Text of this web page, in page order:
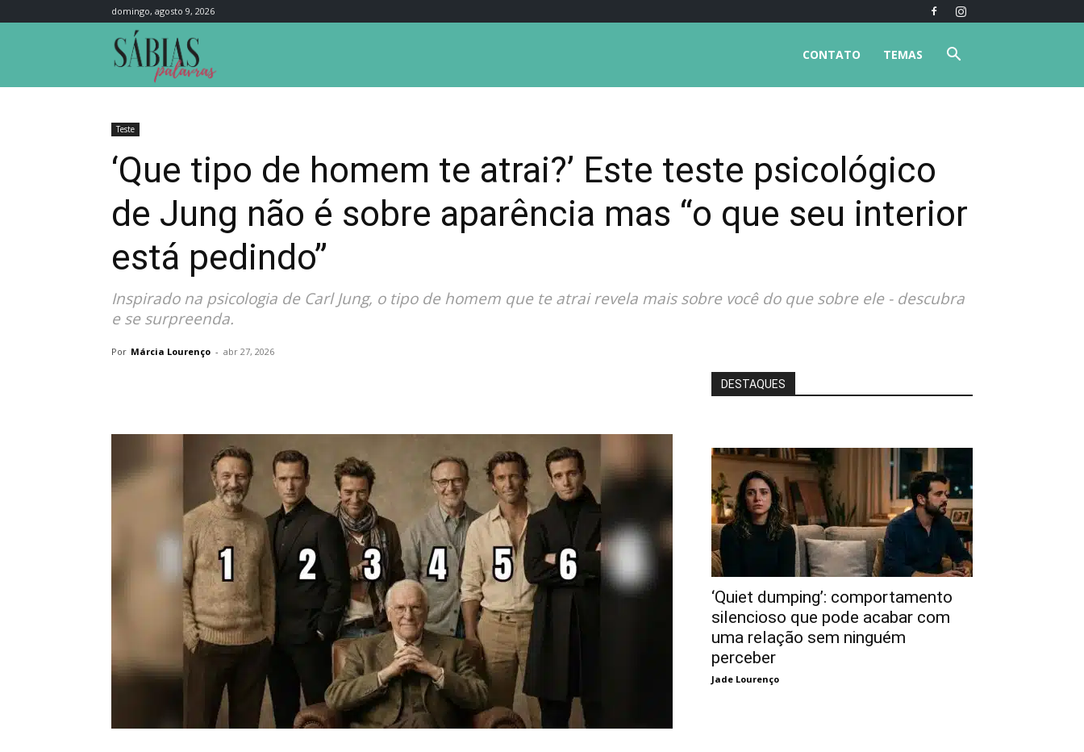
domingo, agosto 9, 2026
TEMAS
CONTATO
Teste
‘Que tipo de homem te atrai?’ Este teste psicológico
de Jung não é sobre aparência mas “o que seu interior
está pedindo”
Inspirado na psicologia de Carl Jung, o tipo de homem que te atrai revela mais sobre você do que sobre ele - descubra
e se surpreenda.
Por Márcia Lourenço - abr 27, 2026
DESTAQUES
‘Quiet dumping’: comportamento
silencioso que pode acabar com
uma relação sem ninguém
perceber
Jade Lourenço